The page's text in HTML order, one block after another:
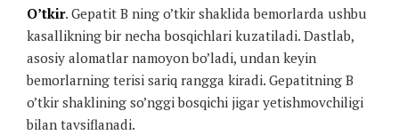
O’tkir. Gepatit B ning o’tkir shaklida bemorlarda ushbu
kasallikning bir necha bosqichlari kuzatiladi. Dastlab,
asosiy alomatlar namoyon bo’ladi, undan keyin
bemorlarning terisi sariq rangga kiradi. Gepatitning B
o’tkir shaklining so’nggi bosqichi jigar yetishmovchiligi
bilan tavsiflanadi.